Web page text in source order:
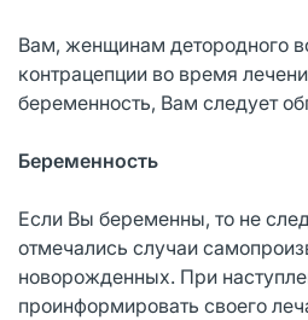
Вам, женщинам детородного
контрацепции во время
беременность, Вам следует
Беременность
Если Вы беременны, то не
отмечались случаи
новорожденных. При
проинформировать своего